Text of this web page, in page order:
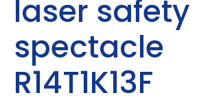
laser safety
spectacle
R14T1K13F